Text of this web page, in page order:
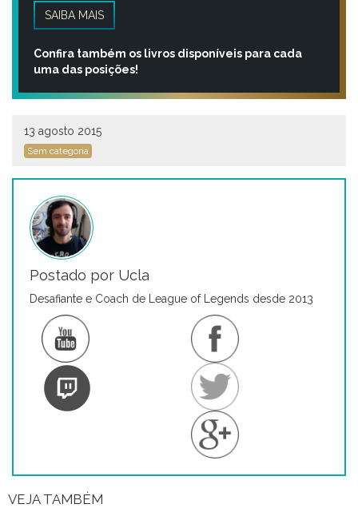
SAIBA MAIS
Confira também os livros disponíveis para cada
uma das posições!
13 agosto 2015
Sem categoria
Postado por Ucla
Desafiante e Coach de League of Legends desde 2013
VEJA TAMBÉM